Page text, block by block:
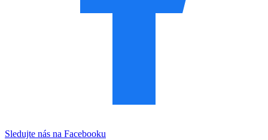
Sledujte nás na Facebooku